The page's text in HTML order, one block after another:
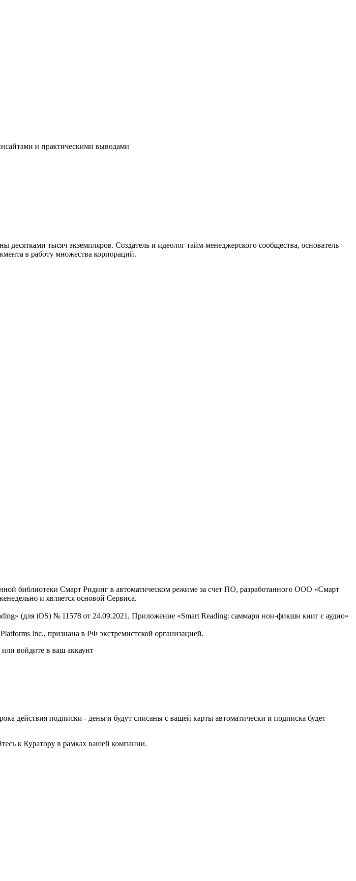
и практическими выводами
тысяч экземпляров. Создатель и идеолог тайм-менеджерского сообщества, основатель
в работу множества корпораций.
библиотеки Смарт Ридинг в автоматическом режиме за счет ПО, разработанного ООО «Смарт
и является основой Сервиса.
(для iOS) № 11578 от 24.09.2021, Приложение «Smart Reading: саммари нон-фикшн книг с аудио»
Inc., признана в РФ экстремистской организацией.
или войдите в ваш аккаунт
действия подписки - деньги будут списаны с вашей карты автоматически и подписка будет
к Куратору в рамках вашей компании.